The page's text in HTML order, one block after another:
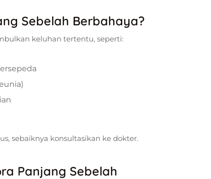
Sebelah Berbahaya?
keluhan tertentu, seperti:
sebaiknya konsultasikan ke dokter.
Panjang Sebelah